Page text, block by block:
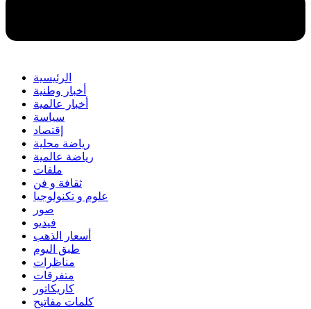
الرئيسية
أخبار وطنية
أخبار عالمية
سياسة
إقتصاد
رياضة محلية
رياضة عالمية
ملفات
ثقافة و فن
علوم و تكنولوجيا
صور
فيديو
أسعار الذهب
طبق اليوم
مناظرات
متفرقات
كاريكاتور
كلمات مفاتيح